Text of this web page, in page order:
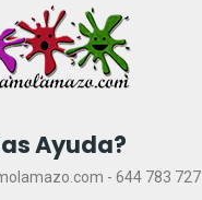
Ayuda?
- 644 783 727